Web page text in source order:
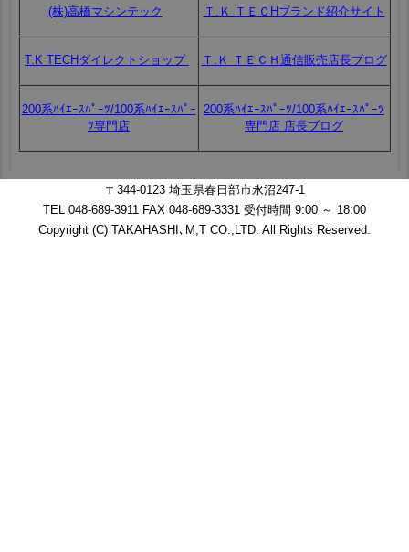
(株)高橋マシンテック Ｔ.Ｋ ＴＥＣHブランド紹介サイト
T.K TECHダイレクトショップ Ｔ.Ｋ ＴＥＣＨ通信販売店長ブログ
200系ﾊｲｴｰｽﾊﾟｰﾂ/100系ﾊｲｴｰｽﾊﾟｰ
ﾂ専門店
200系ﾊｲｴｰｽﾊﾟｰﾂ/100系ﾊｲｴｰｽﾊﾟｰﾂ
専門店 店長ブログ
〒344-0123 埼玉県春日部市永沼247-1
TEL 048-689-3911 FAX 048-689-3331 受付時間 9:00 ～ 18:00
Copyright (C) TAKAHASHI､M,T CO.,LTD. All Rights Reserved.